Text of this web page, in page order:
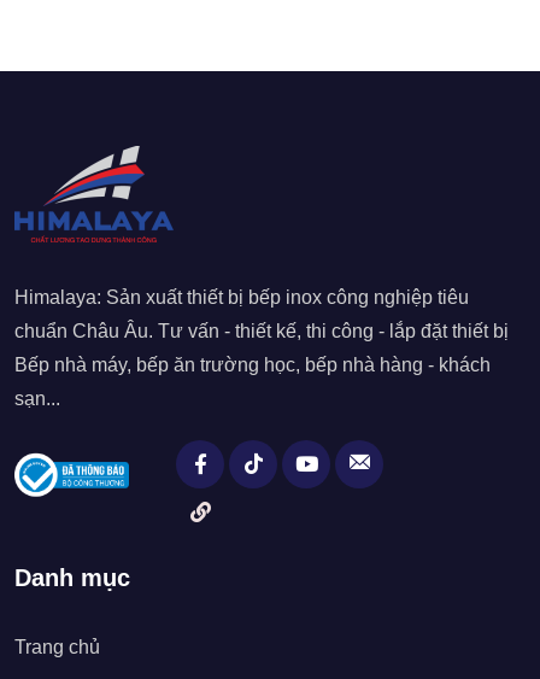
Himalaya: Sản xuất thiết bị bếp inox công nghiệp tiêu
chuẩn Châu Âu. Tư vấn - thiết kế, thi công - lắp đặt thiết bị
Bếp nhà máy, bếp ăn trường học, bếp nhà hàng - khách
sạn...
Danh mục
Trang chủ